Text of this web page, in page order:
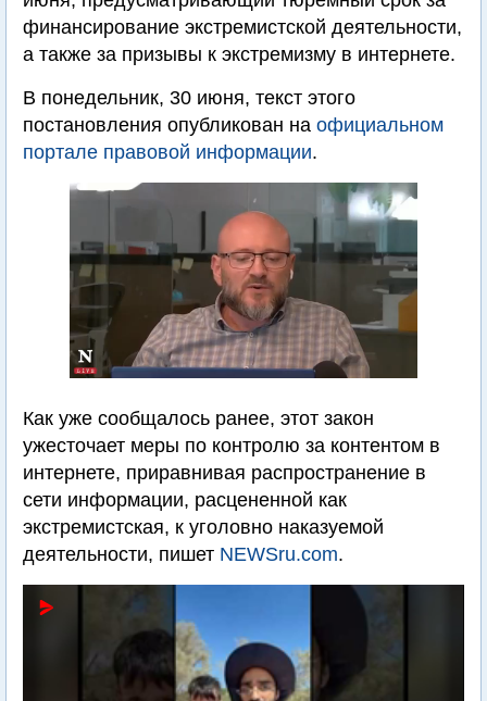
финансирование экстремистской деятельности,
а также за призывы к экстремизму в интернете.
В понедельник, 30 июня, текст этого
постановления опубликован на официальном
портале правовой информации.
Как уже сообщалось ранее, этот закон
ужесточает меры по контролю за контентом в
интернете, приравнивая распространение в
сети информации, расцененной как
экстремистская, к уголовно наказуемой
деятельности, пишет NEWSru.com.